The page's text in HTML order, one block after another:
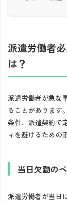
派遣労働者
は？
派遣労働者が急な
ることがあります
条件、派遣契約で
ィを避けるための
当日欠勤の
派遣労働者が当日